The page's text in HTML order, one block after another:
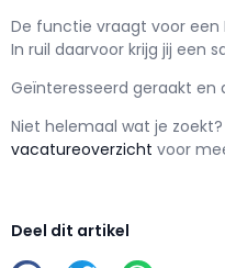
De functie vraagt voor een
In ruil daarvoor krijg jij een
Geïnteresseerd geraakt en
Niet helemaal wat je zoekt?
vacatureoverzicht voor
Deel dit artikel